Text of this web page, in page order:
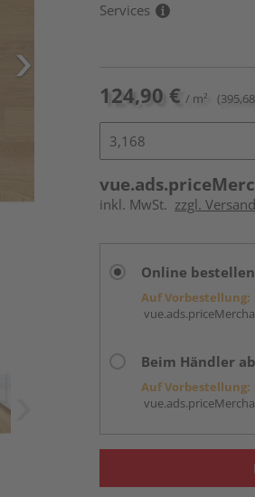
Services
124,90 € / m²
inkl. MwSt. zzgl.
Online bestellen
Auf Vorbestellung:
Beim Händler
Auf Vorbestellung: